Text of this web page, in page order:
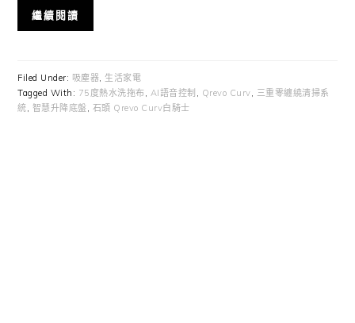
繼續閱讀
Filed Under: 吸塵器 生活家電
Tagged With: 75度熱水洗拖布 AI語音控制 Qrevo Curv
三重零纏繞清掃系
統 智慧升降底盤 石頭 Qrevo Curv白騎士